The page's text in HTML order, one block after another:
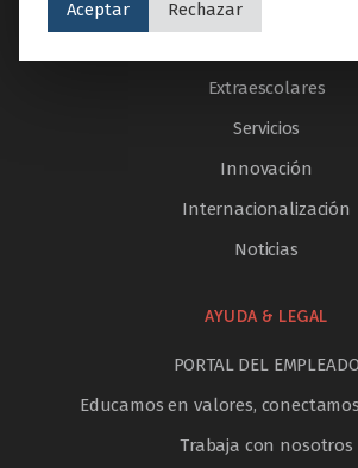
Etapas educativas
Extraescolares
Servicios
Innovación
Internacionalización
Noticias
AYUDA & LEGAL
PORTAL DEL EMPLEADO
Educamos en valores,
Trabaja con nosotros
Aceptar Rechazar